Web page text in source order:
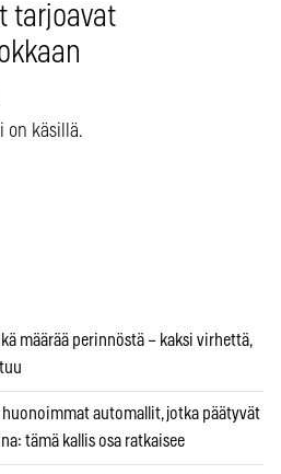
tarjoavat
on käsillä.
määrää perinnöstä – kaksi virhettä,
huonoimmat automallit, jotka päätyvät
tämä kallis osa ratkaisee